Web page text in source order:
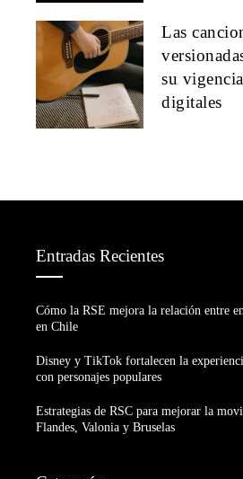
Las
su
digitales
Entradas Recientes
Cómo la RSE mejora la relación entre
en Chile
Disney y TikTok fortalecen la
con personajes populares
Estrategias de RSC para mejorar la
Flandes, Valonia y Bruselas